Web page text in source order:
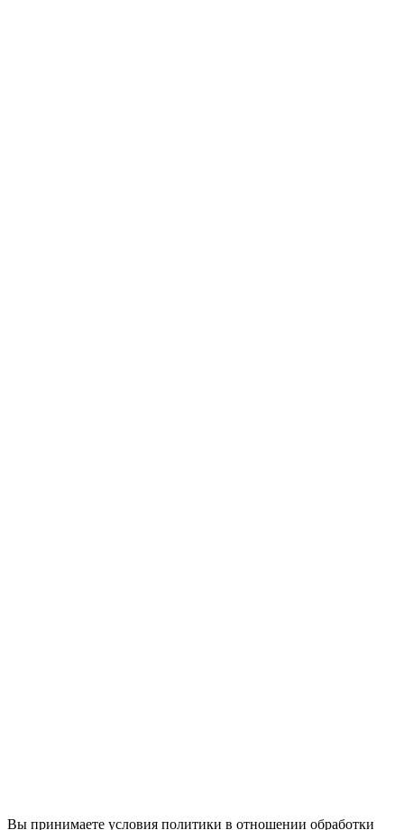
Вы принимаете условия политики в отношении обработки